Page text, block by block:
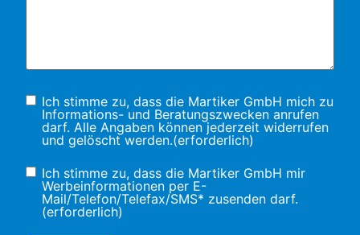
Einwilligung(erforderlich)
Ich stimme zu, dass die Martiker GmbH mich zu
Informations- und Beratungs­zwecken anrufen
darf. Alle Angaben können jederzeit widerrufen
und gelöscht werden.(erforderlich)
Einwilligung(erforderlich)
Ich stimme zu, dass die Martiker GmbH mir
Werbeinformationen per E-
Mail/Telefon/Telefax/SMS* zusenden darf.
(erforderlich)